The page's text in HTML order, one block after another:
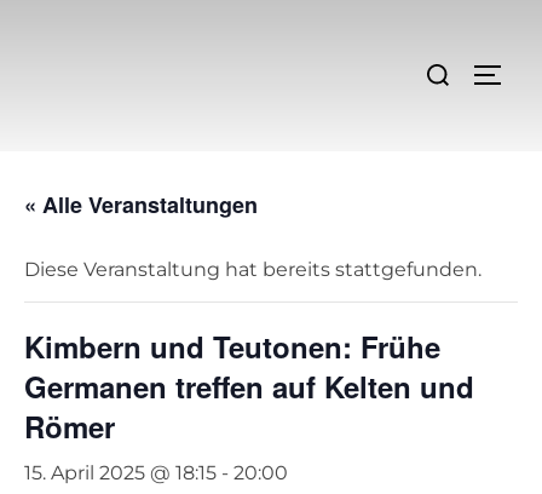
Suchen
« Alle Veranstaltungen
Diese Veranstaltung hat bereits stattgefunden.
Kimbern und Teutonen: Frühe
Germanen treffen auf Kelten und
Römer
15. April 2025 @ 18:15 - 20:00